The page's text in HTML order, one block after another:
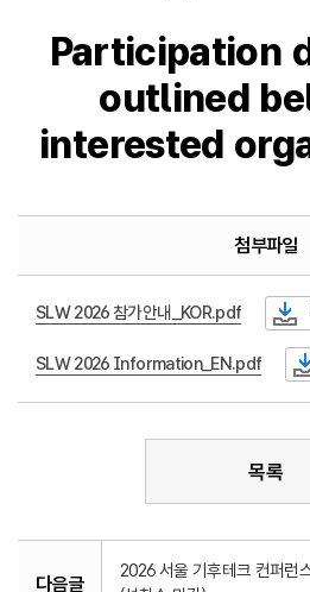
Participation
outlined
interested
첨부파일
SLW 2026 참가안내_KOR.pdf
SLW 2026 Information_EN.pdf
목록
다음글
2026 서울 기후테크 컨퍼런